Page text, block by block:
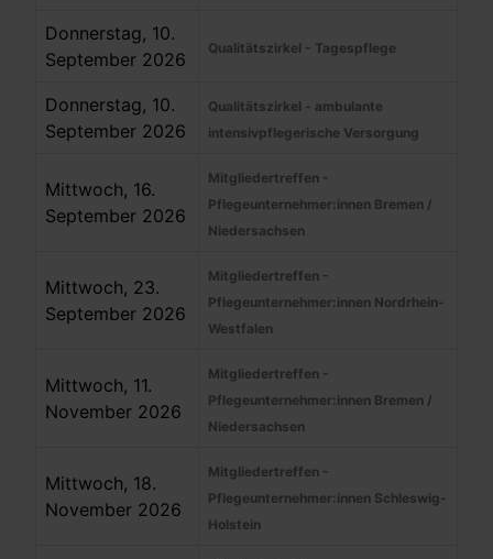
Donnerstag, 10.
September 2026
Qualitätszirkel - Tagespflege
Donnerstag, 10.
September 2026
Qualitätszirkel - ambulante
intensivpflegerische Versorgung
Mittwoch, 16.
September 2026
Mitgliedertreffen -
Pflegeunternehmer:innen Bremen /
Niedersachsen
Mittwoch, 23.
September 2026
Mitgliedertreffen -
Pflegeunternehmer:innen Nordrhein-
Westfalen
Mittwoch, 11.
November 2026
Mitgliedertreffen -
Pflegeunternehmer:innen Bremen /
Niedersachsen
Mittwoch, 18.
November 2026
Mitgliedertreffen -
Pflegeunternehmer:innen Schleswig-
Holstein